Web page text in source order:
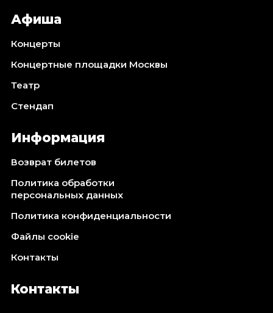
Афиша
Концерты
Концертные площадки Москвы
Театр
Стендап
Информация
Возврат билетов
Политика обработки
персональных данных
Политика конфиденциальности
Файлы cookie
Контакты
Контакты